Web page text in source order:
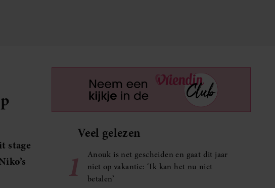
stage
Veel gelezen
1
Anouk is net gescheiden en gaat dit jaar
niet op vakantie: ‘Ik kan het nu niet
betalen’